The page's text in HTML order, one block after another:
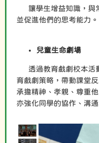
讓學生增益知識，與
並促進他們的思考能力。
兒童生命劇場
透過教育戲劇校本活
育戲劇策略，帶動課堂
承擔精神、孝親、尊重
亦強化同學的協作、溝